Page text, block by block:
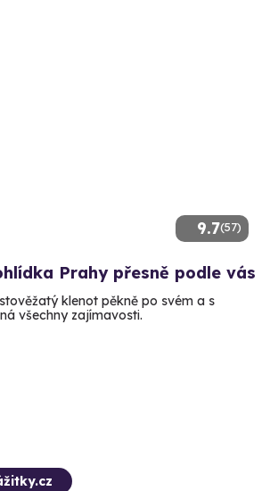
9.7(57)
Prahy přesně podle vás
klenot pěkně po svém a s
všechny zajímavosti.